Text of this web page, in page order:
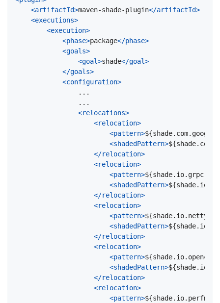
<artifactId>maven-shade-plugin</artifactId>
<executions>
<execution>
<phase>package</phase>
<goals>
<goal>shade</goal>
</goals>
<configuration>
<relocations>
<relocation>
<pattern>
<shadedPattern>
</relocation>
<relocation>
<pattern>
<shadedPattern>
</relocation>
<relocation>
<pattern>
<shadedPattern>
</relocation>
<relocation>
<pattern>
<shadedPattern>
</relocation>
<relocation>
<pattern>